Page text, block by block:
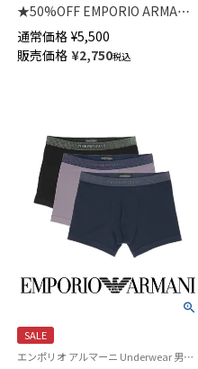
★50%OFF EMPORIO ARMANI
SOFT MODAL ソフトモダール
ボクサーパンツ 前閉じ EUサイ
ズ メンズ 54007833
通常価格 ¥5,500
販売価格 ¥2,750税込
SALE
エンポリオ アルマーニ Underwear 男性アンダーウェア 紳士 下着